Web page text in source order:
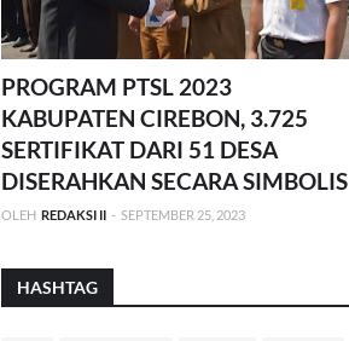
PROGRAM PTSL 2023
KABUPATEN CIREBON, 3.725
SERTIFIKAT DARI 51 DESA
DISERAHKAN SECARA SIMBOLIS
OLEH REDAKSI II - SEPTEMBER 25, 2023
HASHTAG